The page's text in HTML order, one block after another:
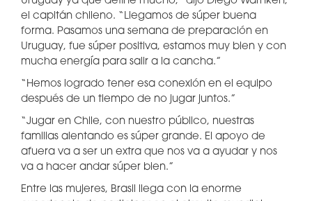
el capitán chileno. “Llegamos de súper buena
forma. Pasamos una semana de preparación en
Uruguay, fue súper positiva, estamos muy bien y con
mucha energía para salir a la cancha.”
“Hemos logrado tener esa conexión en el equipo
después de un tiempo de no jugar juntos.”
“Jugar en Chile, con nuestro público, nuestras
familias alentando es súper grande. El apoyo de
afuera va a ser un extra que nos va a ayudar y nos
va a hacer andar súper bien.”
Entre las mujeres, Brasil llega con la enorme